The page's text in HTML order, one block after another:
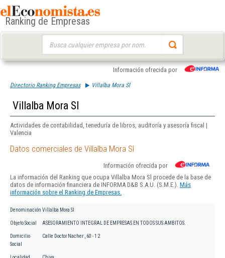
Ranking de Empresas
Información ofrecida por
Directorio Ranking Empresas Villalba Mora Sl
Villalba Mora Sl
Actividades de contabilidad, teneduría de libros, auditoría y asesoría fiscal |
Valencia
Datos comerciales de Villalba Mora Sl
Información ofrecida por
La información del Ranking que ocupa Villalba Mora Sl procede de la base de
datos de información financiera de INFORMA D&B S.A.U. (S.M.E.). Más
información sobre el Ranking de Empresas.
Denominación Villalba Mora Sl
Objeto Social ASESORAMIENTO INTEGRAL DE EMPRESAS EN TODOS SUS AMBITOS.
Domicilio
Social
Calle Doctor Nacher , 60 - 1 2